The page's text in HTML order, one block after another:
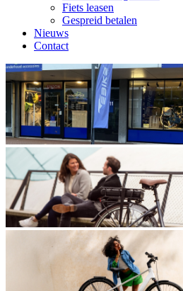
Fiets leasen
Gespreid betalen
Nieuws
Contact